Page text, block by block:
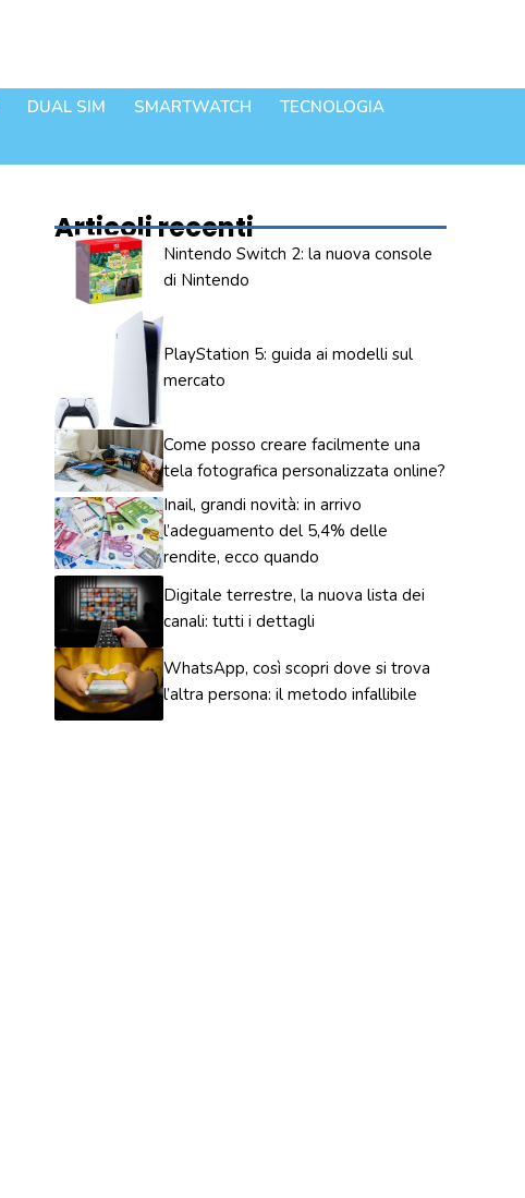
DUAL SIM SMARTWATCH
TECNOLOGIA
Articoli recenti
Nintendo Switch 2: la nuova console
di Nintendo
PlayStation 5: guida ai modelli sul
mercato
Come posso creare facilmente una
tela fotografica personalizzata online?
Inail, grandi novità: in arrivo
l’adeguamento del 5,4% delle
rendite, ecco quando
Digitale terrestre, la nuova lista dei
canali: tutti i dettagli
WhatsApp, così scopri dove si trova
l’altra persona: il metodo infallibile